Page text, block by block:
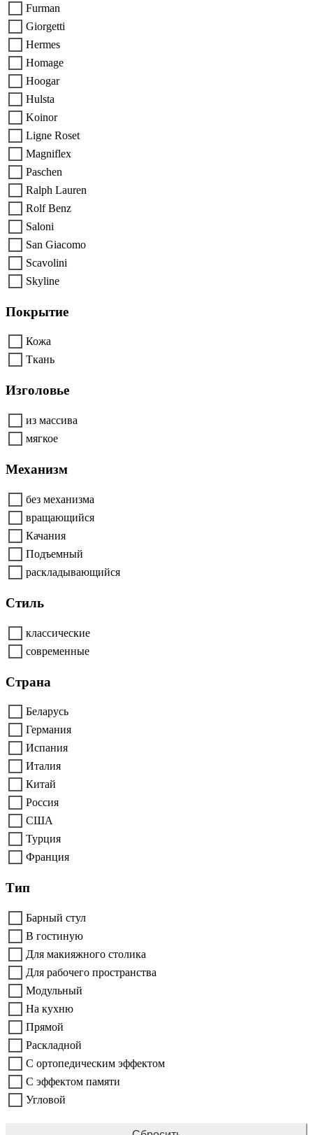
Furman
Giorgetti
Hermes
Homage
Hoogar
Hulsta
Koinor
Ligne Roset
Magniflex
Paschen
Ralph Lauren
Rolf Benz
Saloni
San Giacomo
Scavolini
Skyline
Покрытие
Кожа
Ткань
Изголовье
из массива
мягкое
Механизм
без механизма
вращающийся
Качания
Подъемный
раскладывающийся
Стиль
классические
современные
Страна
Беларусь
Германия
Испания
Италия
Китай
Россия
США
Турция
Франция
Тип
Барный стул
В гостиную
Для макияжного столика
Для рабочего пространства
Модульный
На кухню
Прямой
Раскладной
С ортопедическим эффектом
С эффектом памяти
Угловой